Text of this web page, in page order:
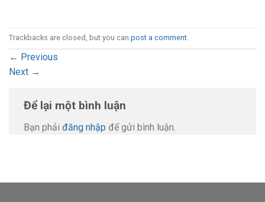
Trackbacks are closed, but you can post a comment.
← Previous
Next →
Để lại một bình luận
Bạn phải đăng nhập để gửi bình luận.